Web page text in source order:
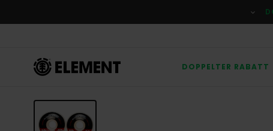
Produktinformation
DOPPELTER RABATT